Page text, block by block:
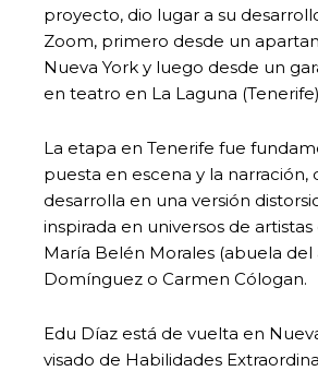
proyecto, dio lugar a su
Zoom, primero desde un
Nueva York y luego desde un
en teatro en La Laguna
La etapa en Tenerife fue
puesta en escena y la narración,
desarrolla en una versión
inspirada en universos de
María Belén Morales (abuela del
Domínguez o Carmen Cólogan.
Edu Díaz está de vuelta en
visado de Habilidades